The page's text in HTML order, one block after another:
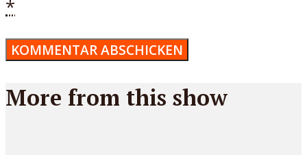
*
More from this show